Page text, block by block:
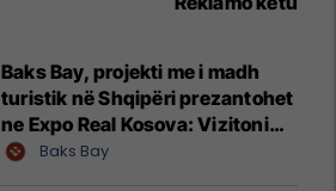
Baks Bay, projekti me i madh
turistik në Shqipëri prezantohet
ne Expo Real Kosova: Vizitoni
shtandin dhe zbuloni
Baks Bay